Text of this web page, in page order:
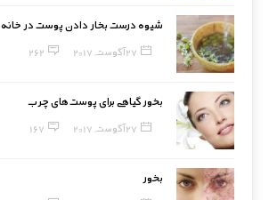
شیوه درست بخار دادن پوست در خانه
27 آگوست, 2017 262
بخور گیاهی برای پوست‌های چرب
27 آگوست, 2017 167
بخور